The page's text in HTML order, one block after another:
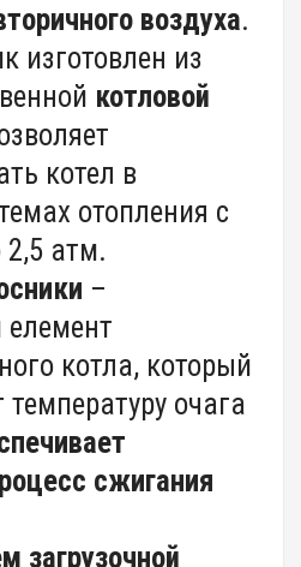
воздуха.
изготовлен из
котловой
котел в
отопления с
атм.
–
елемент
котла, который
очага
сжигания
загрузочной